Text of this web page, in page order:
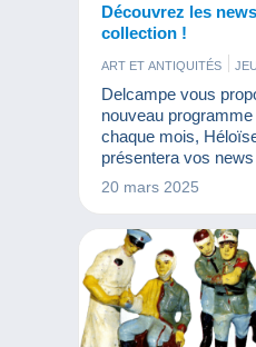
Découvrez les
collection !
ART ET ANTIQUITÉS
MONNAIES & BILLETS
VIEUX DOCUMENTS
Delcampe vous
nouveau programme
chaque mois,
présentera vos
collection. Découvrez
20 mars 2025